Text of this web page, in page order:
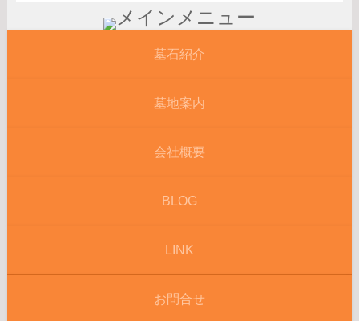
墓石紹介
墓地案内
会社概要
BLOG
LINK
お問合せ